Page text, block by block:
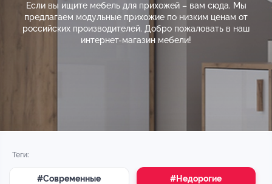
Если вы ищите мебель для прихожей – вам сюда. Мы
предлагаем модульные прихожие по низким ценам от
российских производителей. Добро пожаловать в наш
интернет-магазин мебели!
Теги:
#Современные #Недорогие